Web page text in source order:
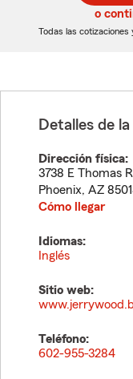
5
5
o
Todas las cotizaciones
Detalles de
Dirección física:
3738 E Thomas
Phoenix, AZ
Cómo llegar
Idiomas:
Inglés
Sitio web:
Teléfono:
602-955-3284